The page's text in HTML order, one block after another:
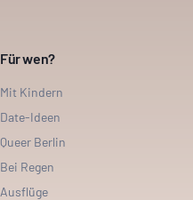
Für wen?
Mit Kindern
Date-Ideen
Queer Berlin
Bei Regen
Ausflüge